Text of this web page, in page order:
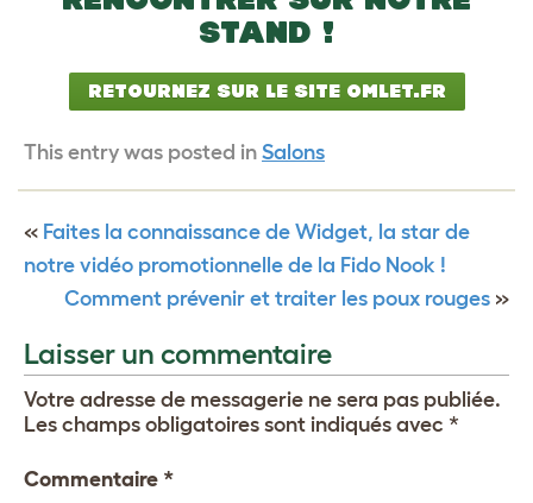
STAND !
RETOURNEZ SUR LE SITE OMLET.FR
This entry was posted in Salons
« Faites la connaissance de Widget, la star de
notre vidéo promotionnelle de la Fido Nook !
Comment prévenir et traiter les poux rouges »
Laisser un commentaire
Votre adresse de messagerie ne sera pas publiée.
Les champs obligatoires sont indiqués avec *
Commentaire *